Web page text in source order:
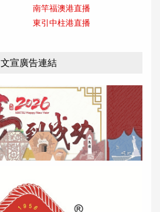
南竿福澳港直播
東引中柱港直播
文宣廣告連結